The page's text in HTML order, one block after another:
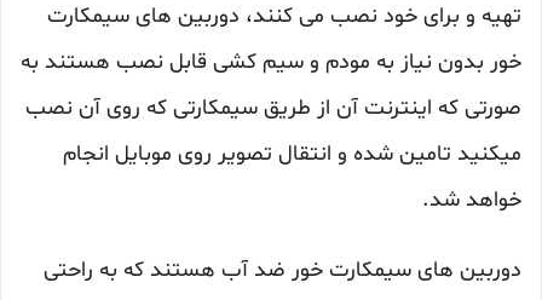
تهیه و برای خود نصب می کنند، دوربین های سیمکارت
خور بدون نیاز به مودم و سیم کشی قابل نصب هستند به
صورتی که اینترنت آن از طریق سیمکارتی که روی آن نصب
میکنید تامین شده و انتقال تصویر روی موبایل انجام
خواهد شد.
دوربین های سیمکارت خور ضد آب هستند که به راحتی